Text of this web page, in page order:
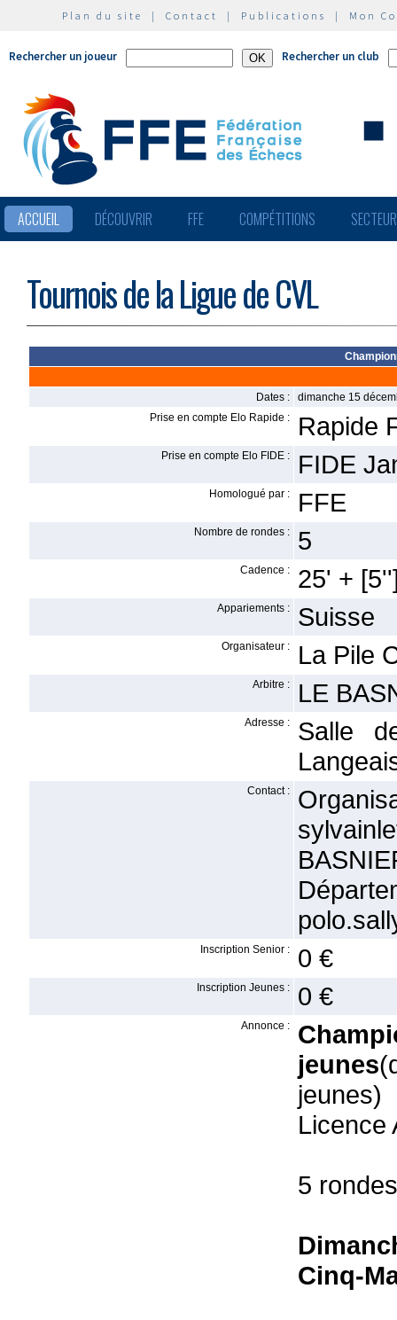
Plan du site | Contact | Publications | Mon
Rechercher un joueur Rechercher un club
ACCUEIL DÉCOUVRIR FFE COMPÉTITIONS
Tournois de la Ligue de CVL
Dates :
dimanche 15
Prise en compte Elo Rapide :
Rapide
Prise en compte Elo FIDE : FIDE
Homologué par : FFE
Nombre de rondes : 5
Cadence : 25' +
Appariements : Suisse
Organisateur : La Pile
Arbitre : LE
Adresse :
Salle
Contact :
Inscription Senior : 0 €
Inscription Jeunes : 0 €
Annonce :
jeunes
jeunes)
Licence
5
Cinq-